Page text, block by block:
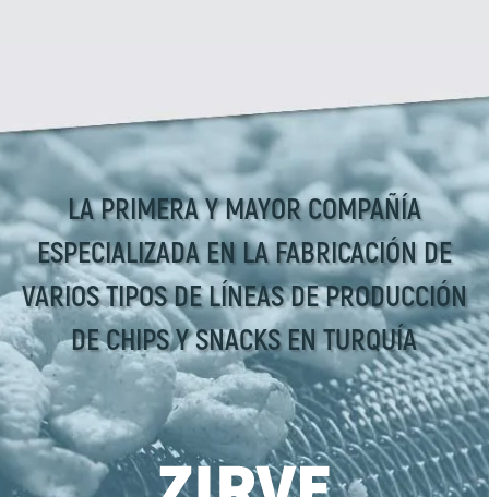
LA PRIMERA Y MAYOR COMPAÑÍA
ESPECIALIZADA EN LA FABRICACIÓN DE
VARIOS TIPOS DE LÍNEAS DE PRODUCCIÓN
DE CHIPS Y SNACKS EN TURQUÍA